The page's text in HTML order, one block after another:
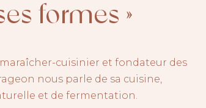
formes »
maraîcher-cuisinier et fondateur des
nous parle de sa cuisine,
et de fermentation.